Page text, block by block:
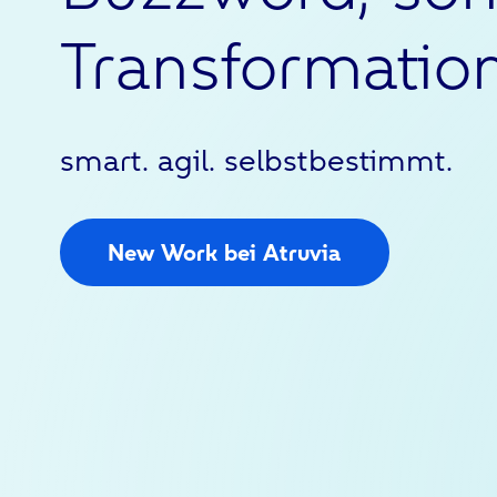
smart. agil. selbstbestimmt.
New Work bei Atruvia